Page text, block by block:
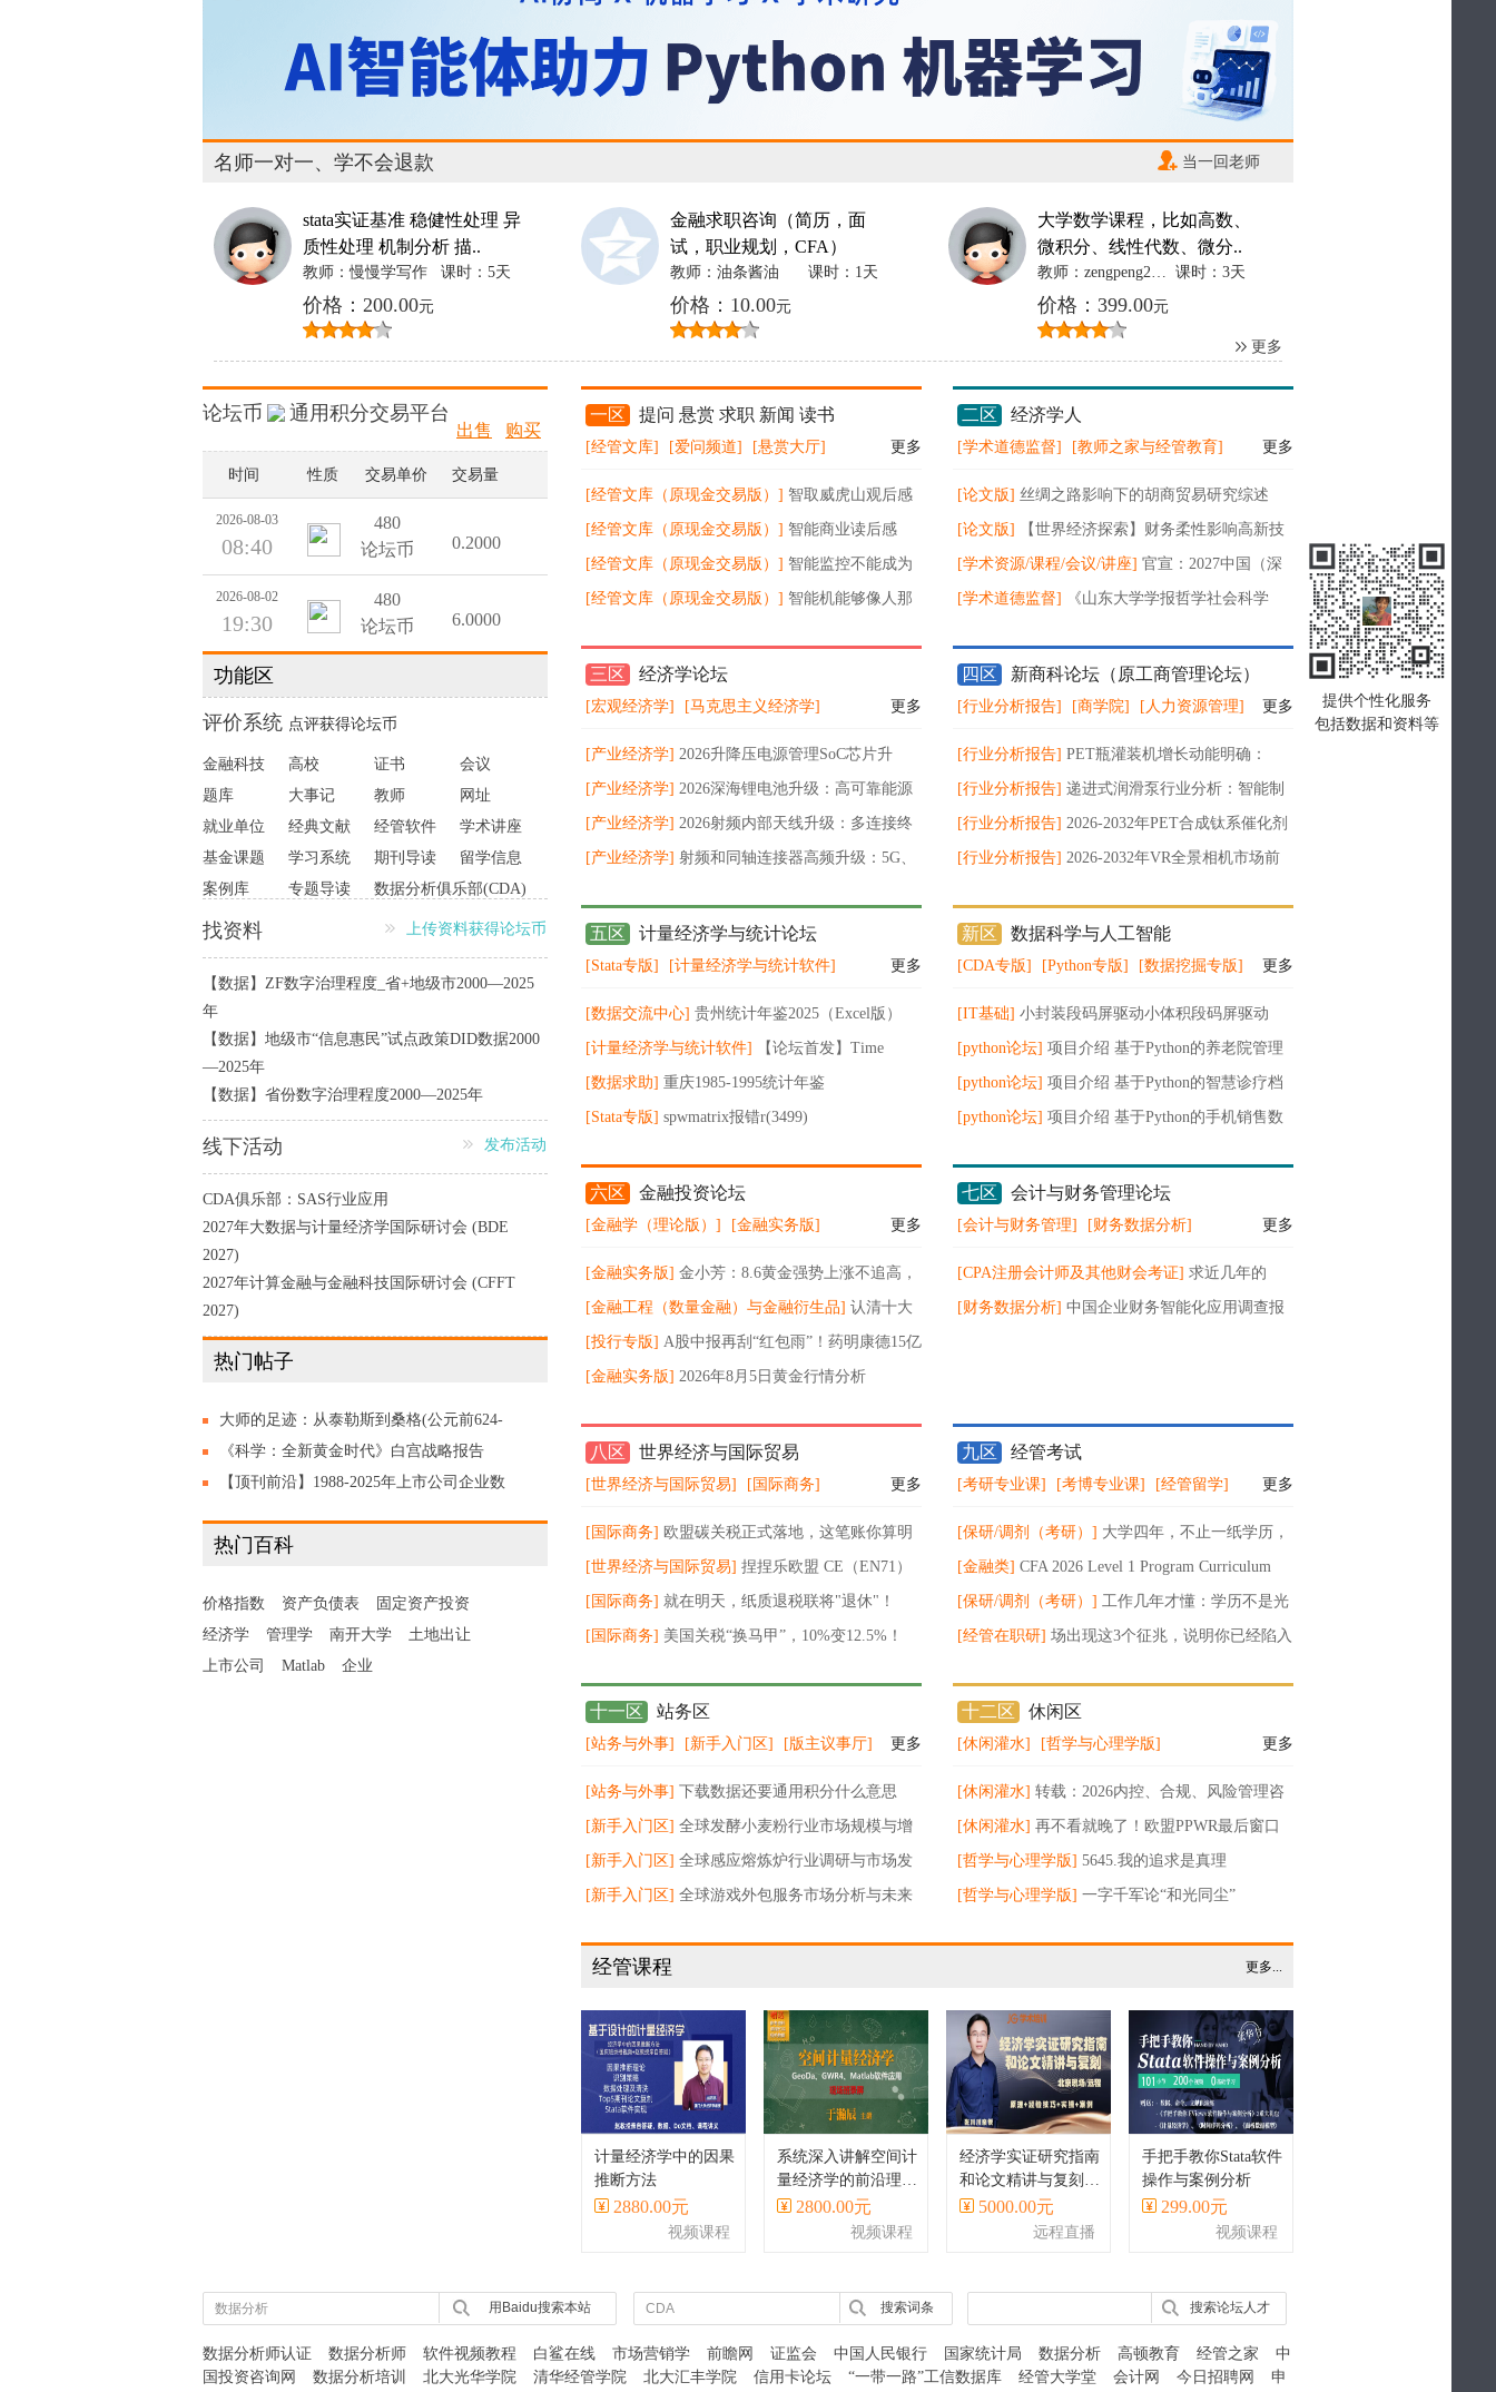
名师一对一、学不会退款 当一回老师
更多
stata实证基准 稳健性处理 异
质性处理 机制分析 描..
教师：慢慢学写作 课时：5天
价格：200.00元
金融求职咨询（简历，面
试，职业规划，CFA）
教师：油条酱油 课时：1天
价格：10.00元
大学数学课程，比如高数、
微积分、线性代数、微分..
教师：zengpeng2012 课时：3天
价格：399.00元
购买
出售
论坛币 通用积分交易平台
时间 性质 交易单价 交易量
2026-08-03
08:40
480
论坛币
0.2000
2026-08-02
19:30
480
论坛币
6.0000
2026-08-02
19:30
论坛币
0.6200
15:25
480
0.1500
2026-08-01
21:38
480
论坛币
1.0000
功能区
评价系统 点评获得论坛币
金融科技 高校 证书
会议
题库
大事记 教师
网址
就业单位
经典文献 经管软件
学术讲座
基金课题
学习系统 期刊导读
留学信息
案例库
专题导读 数据分析俱乐部(CDA)
找资料 上传资料获得论坛币
【数据】ZF数字治理程度_省+地级市2000—2025
年
【数据】地级市“信息惠民”试点政策DID数据2000
—2025年
【数据】省份数字治理程度2000—2025年
线下活动 发布活动
CDA俱乐部：SAS行业应用
2027年大数据与计量经济学国际研讨会 (BDE
2027)
2027年计算金融与金融科技国际研讨会 (CFFT
2027)
热门帖子
大师的足迹：从泰勒斯到桑格(公元前624-
公元2013年) 陈志谦 陈乐濛 编著，2020
《科学：全新黄金时代》白宫战略报告
（2026）中英文版
【顶刊前沿】1988-2025年上市公司企业数
数据!
热门百科
价格指数 资产负债表
固定资产投资
经济学
管理学 南开大学
土地出让
上市公司
Matlab 企业
一区 提问 悬赏 求职 新闻 读书
[经管文库] [爱问频道] [悬赏大厅] 更多
[经管文库（原现金交易版）] 智取威虎山观后感
[经管文库（原现金交易版）] 智能商业读后感
[经管文库（原现金交易版）] 智能监控不能成为
不到岗带班检查理由
[经管文库（原现金交易版）] 智能机能够像人那
二区 经济学人
[学术道德监督] [教师之家与经管教育] 更多
[论文版] 丝绸之路影响下的胡商贸易研究综述
[论文版] 【世界经济探索】财务柔性影响高新技
术企业创新绩效的理论分析
[学术资源/课程/会议/讲座] 官宣：2027中国（深
圳）国际国防电子博览会
[学术道德监督] 《山东大学学报哲学社会科学
三区 经济学论坛
[宏观经济学] [马克思主义经济学] 更多
[产业经济学] 2026升降压电源管理SoC芯片升
级：便携储能与快充设备如何推动高集成电源方
案发展
[产业经济学] 2026深海锂电池升级：高可靠能源
系统如何支撑无人潜航与深海装备发展
[产业经济学] 2026射频内部天线升级：多连接终
端如何推动小型化天线市场持续扩张
[产业经济学] 射频和同轴连接器高频升级：5G、
四区 新商科论坛（原工商管理论坛）
[行业分析报告] [商学院] [人力资源管理] 更多
[行业分析报告] PET瓶灌装机增长动能明确：
2026-2032年复合增长率6.4%
[行业分析报告] 递进式润滑泵行业分析：智能制
造与设备可靠性需求推动自动润滑系统市场发展
[行业分析报告] 2026-2032年PET合成钛系催化剂
市场增速明确：年复合增长率达8.7%
[行业分析报告] 2026-2032年VR全景相机市场前
五区 计量经济学与统计论坛
[Stata专版] [计量经济学与统计软件] 更多
[数据交流中心] 贵州统计年鉴2025（Excel版）
[计量经济学与统计软件] 【论坛首发】Time
Series for Economics and Finance by Oliver Linton
[数据求助] 重庆1985-1995统计年鉴
[Stata专版] spwmatrix报错r(3499)
是什么怎么解决
新区 数据科学与人工智能
[CDA专版] [Python专版] [数据挖掘专版] 更多
[IT基础] 小封装段码屏驱动小体积段码屏驱动
VK1088B超小体积液晶驱动
[python论坛] 项目介绍 基于Python的养老院管理
系统设计与实现（含模型描述及部分示例代码）
[python论坛] 项目介绍 基于Python的智慧诊疗档
案管理系统设计与实现（含模型描述及部分示例
[python论坛] 项目介绍 基于Python的手机销售数
例代码）
六区 金融投资论坛
[金融学（理论版）] [金融实务版] 更多
[金融实务版] 金小芳：8.6黄金强势上涨不追高，
原油冲高看回落
[金融工程（数量金融）与金融衍生品] 认清十大
现货黄金交易平台排名榜猫腻
[投行专版] A股中报再刮“红包雨”！药明康德15亿
中期分红超市场预期锚定长期价值
[金融实务版] 2026年8月5日黄金行情分析
七区 会计与财务管理论坛
[会计与财务管理] [财务数据分析] 更多
[CPA注册会计师及其他财会考证] 求近几年的
CPA财务管理教材电子版
[财务数据分析] 中国企业财务智能化应用调查报
八区 世界经济与国际贸易
[世界经济与国际贸易] [国际商务] 更多
[国际商务] 欧盟碳关税正式落地，这笔账你算明
白了吗？
[世界经济与国际贸易] 捏捏乐欧盟 CE（EN71）
& 美国 CPC（ASTM F963+CPSIA）合规标准全
指南
[国际商务] 就在明天，纸质退税联将"退休"！
[国际商务] 美国关税“换马甲”，10%变12.5%！
九区 经管考试
[考研专业课] [考博专业课] [经管留学] 更多
[保研/调剂（考研）] 大学四年，不止一纸学历，
更要搭建属于你的长期竞争力
[金融类] CFA 2026 Level 1 Program Curriculum
vol1-10
[保研/调剂（考研）] 工作几年才懂：学历不是光
环，是职场职业发展的底层护城河
[经管在职研] 场出现这3个征兆，说明你已经陷入
十一区 站务区
[站务与外事] [新手入门区] [版主议事厅] 更多
[站务与外事] 下载数据还要通用积分什么意思
[新手入门区] 全球发酵小麦粉行业市场规模与增
长预测
[新手入门区] 全球感应熔炼炉行业调研与市场发
展态势
[新手入门区] 全球游戏外包服务市场分析与未来
十二区 休闲区
[休闲灌水] [哲学与心理学版] 更多
[休闲灌水] 转载：2026内控、合规、风险管理咨
询头部知名机构标杆榜：大风控一体化体系建设
[休闲灌水] 再不看就晚了！欧盟PPWR最后窗口
期，无ERN全站点停售
[哲学与心理学版] 5645.我的追求是真理
[哲学与心理学版] 一字千军论“和光同尘”
经管课程 更多...
计量经济学中的因果
推断方法
2880.00元
视频课程
系统深入讲解空间计
量经济学的前沿理论
与方法、主流软件、
应用案例等
2800.00元
视频课程
经济学实证研究指南
和论文精讲与复刻丨
Stata实现
5000.00元
远程直播
手把手教你Stata软件
操作与案例分析
299.00元
视频课程
用Baidu搜索本站 搜索词条 搜索论坛人才
数据分析师认证 数据分析师 软件视频教程 白鲨在线 市场营销学 前瞻网 证监会 中国人民银行 国家统计局 数据分析 高顿教育 经管之家
中
国投资咨询网
数据分析培训 北大光华学院 清华经管学院 北大汇丰学院 信用卡论坛 “一带一路”工信数据库 经管大学堂 会计网 今日招聘网 申
提供个性化服务
包括数据和资料等